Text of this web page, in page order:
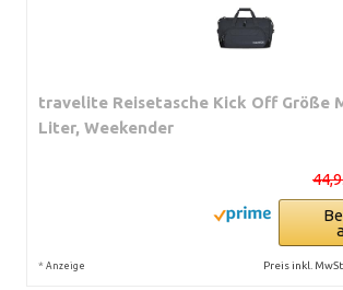
travelite Reisetasche Kick Off Größe
Liter, Weekender
* Anzeige Preis inkl.